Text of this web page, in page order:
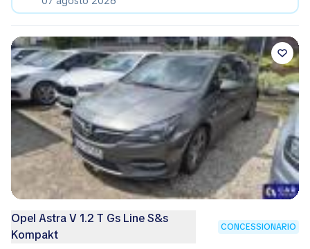
Opel Astra V 1.2 T Gs Line S&s
Kompakt
CONCESSIONARIO